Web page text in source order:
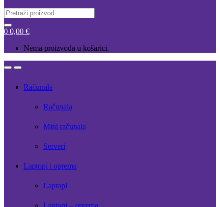
Search
for:
0 0,00 €
Nema proizvoda u košarici.
OpenClose
Računala
Računala
Mini računala
Serveri
Laptopi i oprema
Laptopi
Laptopi – oprema